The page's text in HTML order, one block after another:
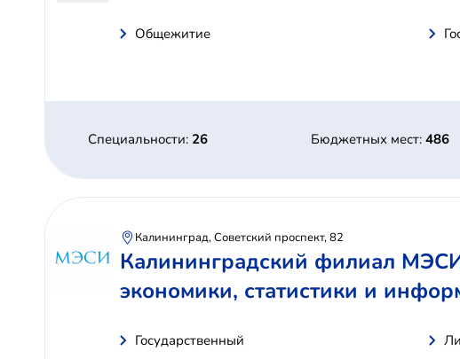
Общежитие
Специальности: 26 Бюджетных мест: 486
Калининград, Советский проспект, 82
Калининградский филиал МЭСИ
экономики, статистики и
Государственный